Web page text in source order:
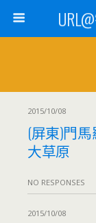
2015/10/08
(屏東)門
大草原
NO RESPONSES
2015/10/08